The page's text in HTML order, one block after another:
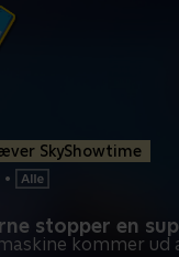
SkyShowtime
•
stopper en
kommer ud